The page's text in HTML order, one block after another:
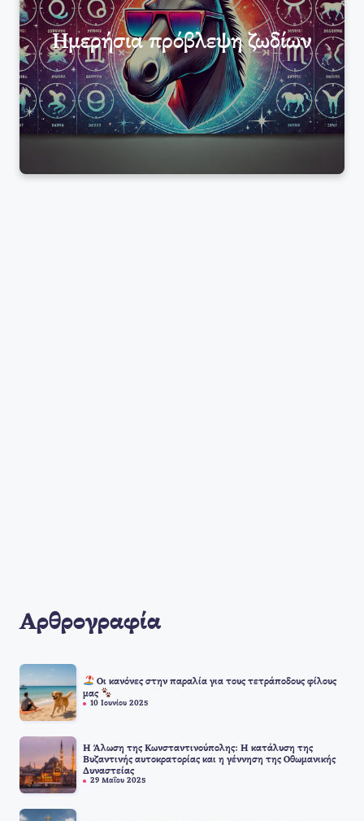
Ημερήσια πρόβλεψη ζωδίων
Αρθρογραφία
Οι κανόνες στην παραλία για τους τετράποδους φίλους
μας
10 Ιουνίου 2025
Η Άλωση της Κωνσταντινούπολης: Η κατάλυση της
Βυζαντινής αυτοκρατορίας και η γέννηση της Οθωμανικής
Δυναστείας
29 Μαΐου 2025